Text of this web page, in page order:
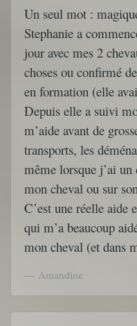
Un seul mot :
Stephanie a
jour avec mes 2
choses ou confirmé
en formation (elle
Depuis elle a suivi
m’aide avant de
transports, les
même lorsque j’ai un
mon cheval ou sur
C’est une réelle aide
qui m’a beaucoup
mon cheval (et dans
Amandine